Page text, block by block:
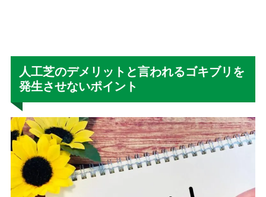
人工芝のデメリットと言われるゴキブリを
発生させないポイント